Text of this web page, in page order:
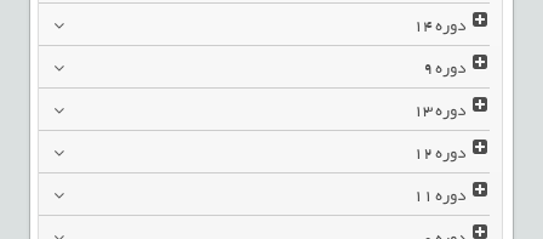
دوره14
دوره9
دوره13
دوره12
دوره11